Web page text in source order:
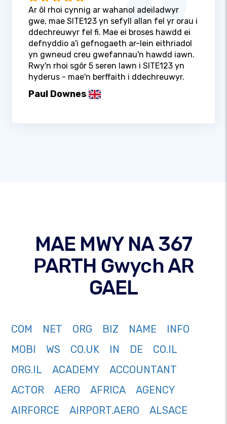
Ar ôl rhoi cynnig ar wahanol adeiladwyr
gwe, mae SITE123 yn sefyll allan fel yr orau i
ddechreuwyr fel fi. Mae ei broses hawdd ei
defnyddio a'i gefnogaeth ar-lein eithriadol
yn gwneud creu gwefannau'n hawdd iawn.
Rwy'n rhoi sgôr 5 seren lawn i SITE123 yn
hyderus - mae'n berffaith i ddechreuwyr.
Paul Downes
MAE MWY NA 367
PARTH Gwych AR
GAEL
COM NET ORG BIZ NAME
INFO
MOBI
WS CO.UK IN DE
CO.IL
ORG.IL
ACADEMY
ACCOUNTANT
ACTOR
AERO AFRICA
AGENCY
AIRFORCE
AIRPORT.AERO
ALSACE